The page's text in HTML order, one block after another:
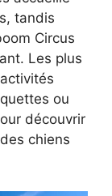
tandis
Circus
Les plus
ou
découvrir
chiens